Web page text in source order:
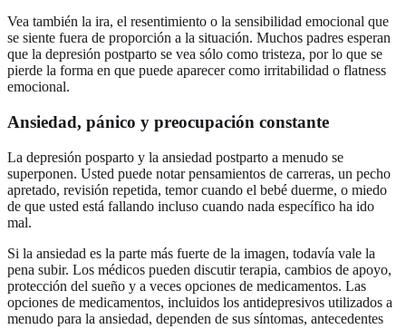
Vea también la ira, el resentimiento o la sensibilidad emocional que
se siente fuera de proporción a la situación. Muchos padres esperan
que la depresión postparto se vea sólo como tristeza, por lo que se
pierde la forma en que puede aparecer como irritabilidad o flatness
emocional.
Ansiedad, pánico y preocupación constante
La depresión posparto y la ansiedad postparto a menudo se
superponen. Usted puede notar pensamientos de carreras, un pecho
apretado, revisión repetida, temor cuando el bebé duerme, o miedo
de que usted está fallando incluso cuando nada específico ha ido
mal.
Si la ansiedad es la parte más fuerte de la imagen, todavía vale la
pena subir. Los médicos pueden discutir terapia, cambios de apoyo,
protección del sueño y a veces opciones de medicamentos. Las
opciones de medicamentos, incluidos los antidepresivos utilizados a
menudo para la ansiedad, dependen de sus síntomas, antecedentes